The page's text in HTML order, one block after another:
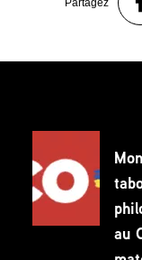
Partagez
au